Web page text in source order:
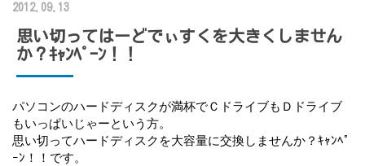
2012.09.13
思い切ってはーどでぃすくを大きくしません
か？ｷｬﾝﾍﾟｰﾝ！！
パソコンのハードディスクが満杯でＣドライブもＤドライブ
もいっぱいじゃーという方。
思い切ってハードディスクを大容量に交換しませんか？ｷｬﾝﾍﾟ
ｰﾝ！！です。